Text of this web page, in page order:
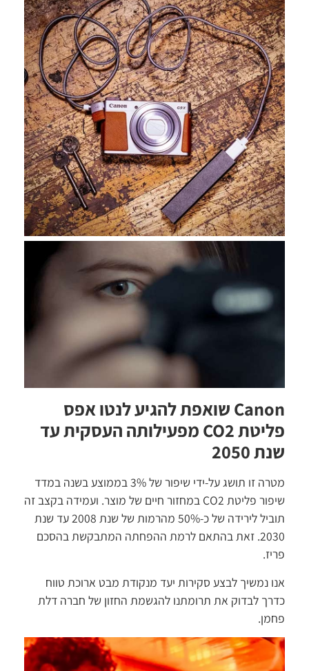
Canon שואפת להגיע לנטו אפס
פליטת CO2 מפעילותה העסקית עד
שנת 2050
מטרה זו תושג על-ידי שיפור של 3% בממוצע בשנה במדד
שיפור פליטת CO2 במחזור חיים של מוצר. ועמידה בקצב זה
תוביל לירידה של כ-50% מהרמות של שנת 2008 עד שנת
2030. זאת בהתאם לרמת ההפחתה המתבקשת בהסכם
פריז.
אנו נמשיך לבצע סקירות יעד מנקודת מבט ארוכת טווח
כדרך לבדוק את תרומתנו להגשמת החזון של חברה דלת
פחמן.